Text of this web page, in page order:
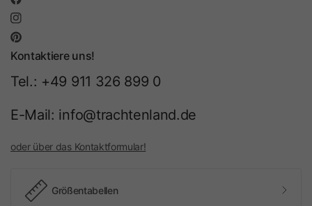
Kontaktiere uns!
Tel.: +49 911 326 899 0
E-Mail: info@trachtenland.de
oder über das Kontaktformular!
Größentabellen